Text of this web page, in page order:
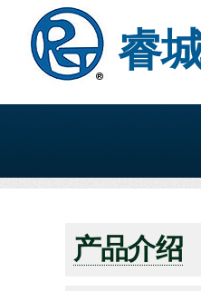
睿
产品介绍